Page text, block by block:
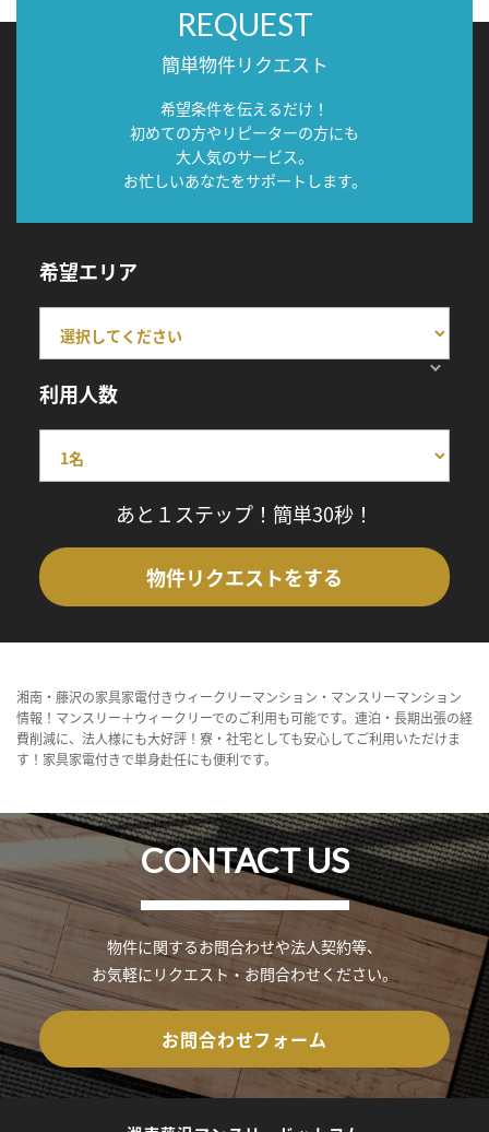
REQUEST
簡単物件リクエスト
希望条件を伝えるだけ！
初めての方やリピーターの方にも
大人気のサービス。
お忙しいあなたをサポートします。
希望エリア
利用人数
あと１ステップ！簡単30秒！
物件リクエストをする
湘南・藤沢の家具家電付きウィークリーマンション・マンスリーマンション
情報！マンスリー＋ウィークリーでのご利用も可能です。連泊・長期出張の経
費削減に、法人様にも大好評！寮・社宅としても安心してご利用いただけま
す！家具家電付きで単身赴任にも便利です。
CONTACT US
物件に関するお問合わせや法人契約等、
お気軽にリクエスト・お問合わせください。
お問合わせフォーム